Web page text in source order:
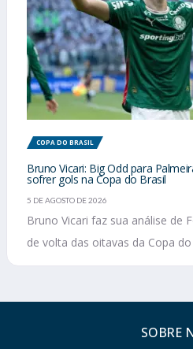
COPA DO BRASIL
Bruno Vicari: Big Odd para
sofrer gols na Copa do Brasil
5 DE AGOSTO DE 2026
Bruno Vicari faz sua análise de
de volta das oitavas da Copa
SOBRE